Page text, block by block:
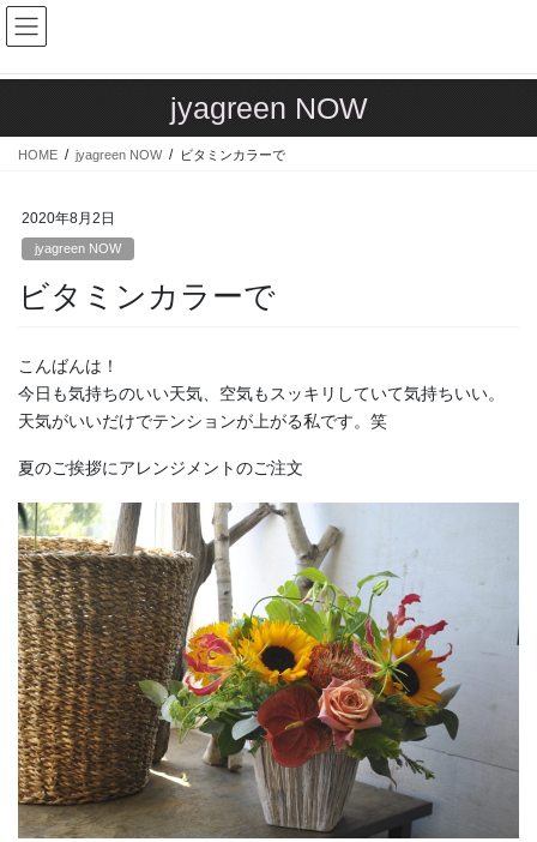
コ
ン
ン
ツ
に
ナ
ビ
ー
シ
ョ
jyagreen NOW
HOME jyagreen NOW ビタミンカラーで
2020年8月2日
jyagreen NOW
ビタミンカラーで
こんばんは！
今日も気持ちのいい天気、空気もスッキリしていて気持ちいい。
天気がいいだけでテンションが上がる私です。笑
夏のご挨拶にアレンジメントのご注文